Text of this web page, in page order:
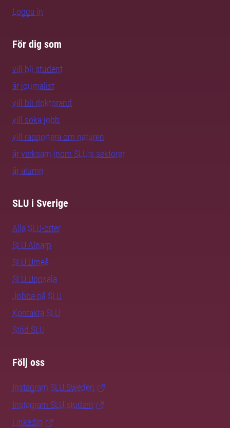
Logga in
För dig som
vill bli student
är journalist
vill bli doktorand
vill söka jobb
vill rapportera om naturen
är verksam inom SLU:s sektorer
är alumn
SLU i Sverige
Alla SLU-orter
SLU Alnarp
SLU Umeå
SLU Uppsala
Jobba på SLU
Kontakta SLU
Stöd SLU
Följ oss
Instagram SLU.Sweden
Instagram SLU.student
LinkedIn